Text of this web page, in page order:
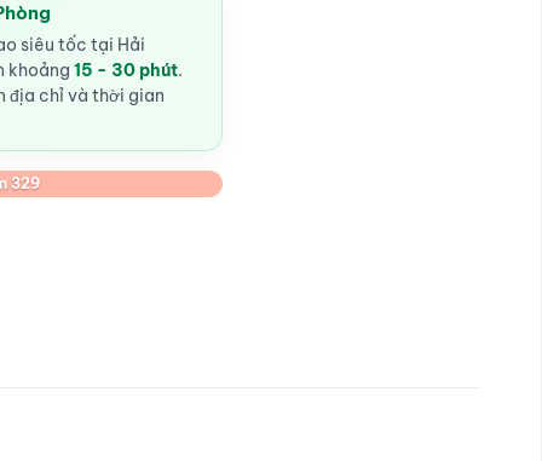
siêu tốc tại Hải
khoảng 15 - 30 phút.
địa chỉ và thời gian
329